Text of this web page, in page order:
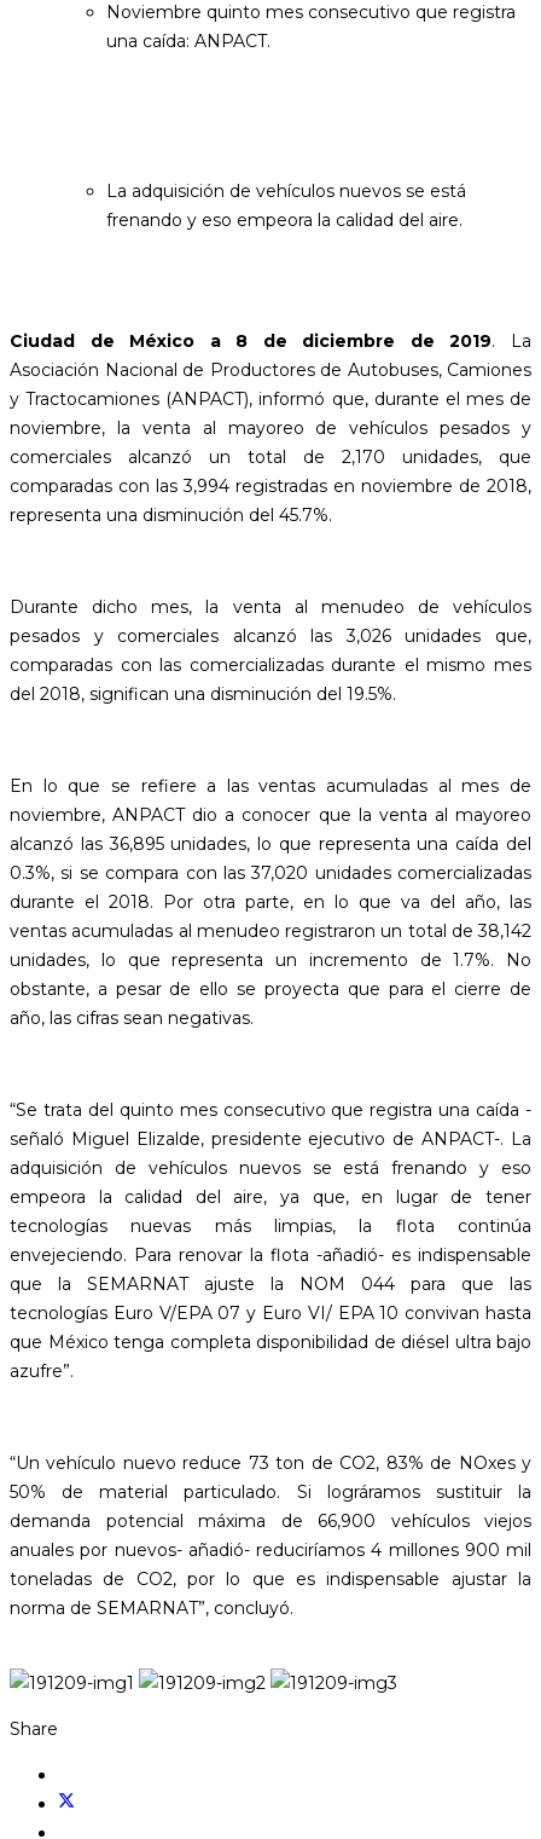
Noviembre quinto mes consecutivo que registra
una caída: ANPACT.
La adquisición de vehículos nuevos se está
frenando y eso empeora la calidad del aire.
Ciudad de México a 8 de diciembre de 2019. La
Asociación Nacional de Productores de Autobuses, Camiones
y Tractocamiones (ANPACT), informó que, durante el mes de
noviembre, la venta al mayoreo de vehículos pesados y
comerciales alcanzó un total de 2,170 unidades, que
comparadas con las 3,994 registradas en noviembre de 2018,
representa una disminución del 45.7%.
Durante dicho mes, la venta al menudeo de vehículos
pesados y comerciales alcanzó las 3,026 unidades que,
comparadas con las comercializadas durante el mismo mes
del 2018, significan una disminución del 19.5%.
En lo que se refiere a las ventas acumuladas al mes de
noviembre, ANPACT dio a conocer que la venta al mayoreo
alcanzó las 36,895 unidades, lo que representa una caída del
0.3%, si se compara con las 37,020 unidades comercializadas
durante el 2018. Por otra parte, en lo que va del año, las
ventas acumuladas al menudeo registraron un total de 38,142
unidades, lo que representa un incremento de 1.7%. No
obstante, a pesar de ello se proyecta que para el cierre de
año, las cifras sean negativas.
“Se trata del quinto mes consecutivo que registra una caída -
señaló Miguel Elizalde, presidente ejecutivo de ANPACT-. La
adquisición de vehículos nuevos se está frenando y eso
empeora la calidad del aire, ya que, en lugar de tener
tecnologías nuevas más limpias, la flota continúa
envejeciendo. Para renovar la flota -añadió- es indispensable
que la SEMARNAT ajuste la NOM 044 para que las
tecnologías Euro V/EPA 07 y Euro VI/ EPA 10 convivan hasta
que México tenga completa disponibilidad de diésel ultra bajo
azufre”.
“Un vehículo nuevo reduce 73 ton de CO2, 83% de NOxes y
50% de material particulado. Si lográramos sustituir la
demanda potencial máxima de 66,900 vehículos viejos
anuales por nuevos- añadió- reduciríamos 4 millones 900 mil
toneladas de CO2, por lo que es indispensable ajustar la
norma de SEMARNAT”, concluyó.
Share